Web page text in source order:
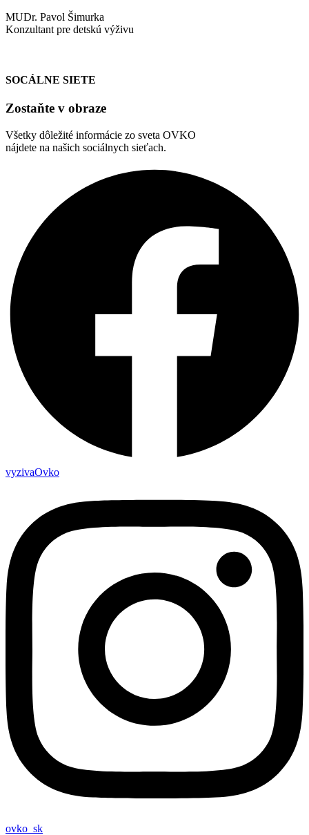
MUDr. Pavol Šimurka
Konzultant pre detskú výživu
SOCÁLNE SIETE
Zostaňte v obraze
Všetky dôležité informácie zo sveta OVKO
nájdete na našich sociálnych sieťach.
vyzivaOvko
ovko_sk